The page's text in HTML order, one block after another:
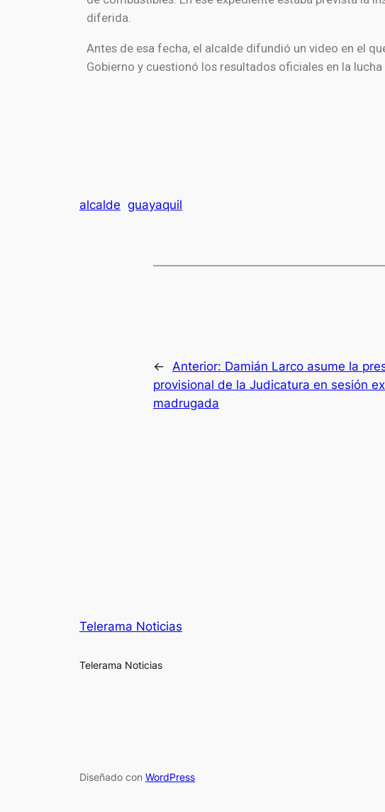
diferida.
Antes de esa fecha, el alcalde difundió un video en el
Gobierno y cuestionó los resultados oficiales en la
alcalde guayaquil
← Anterior: Damián Larco asume la
provisional de la Judicatura en sesión
madrugada
Telerama Noticias
Telerama Noticias
Diseñado con WordPress